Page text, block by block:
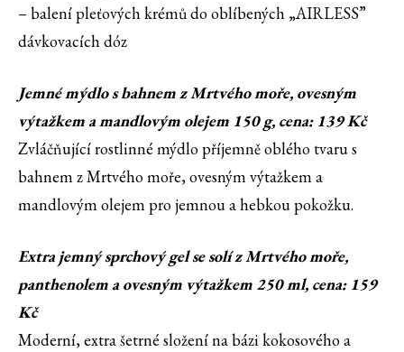
– balení pleťových krémů do oblíbených „AIRLESS”
dávkovacích dóz
Jemné mýdlo s bahnem z Mrtvého moře, ovesným
výtažkem a mandlovým olejem 150 g, cena: 139 Kč
Zvláčňující rostlinné mýdlo příjemně oblého tvaru s
bahnem z Mrtvého moře, ovesným výtažkem a
mandlovým olejem pro jemnou a hebkou pokožku.
Extra jemný sprchový gel se solí z Mrtvého moře,
panthenolem a ovesným výtažkem 250 ml, cena: 159
Kč
Moderní, extra šetrné složení na bázi kokosového a